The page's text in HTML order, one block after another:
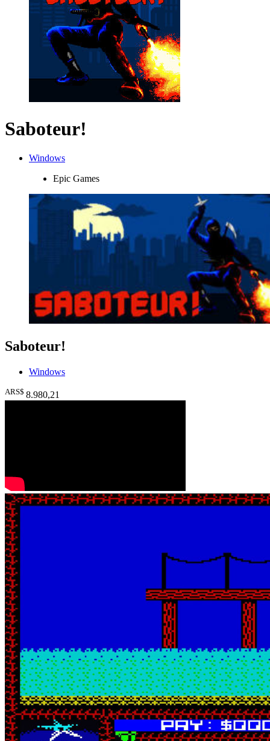
Saboteur!
Windows
Epic Games
Saboteur!
Windows
ARS$ 8.980,21